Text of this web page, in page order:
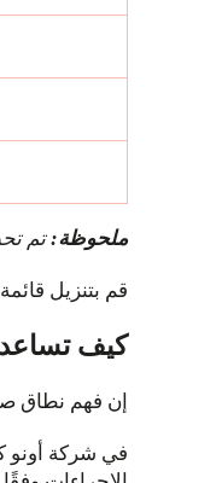
ملحوظة:تم تحديث القائمة
قم بتنزيل
كيف تساعد
إن فهم نطاق
في شركة أونو